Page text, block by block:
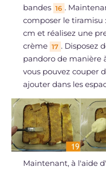
bandes 16 .
composer le tiramisu
cm et réalisez une
crème 17 . Disposez
pandoro de manière
vous pouvez couper
ajouter dans les
Maintenant, à l'aide